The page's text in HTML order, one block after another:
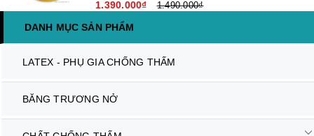
1.390.000₫ 1.490.000₫
DANH MỤC SẢN PHẨM
LATEX - PHỤ GIA CHỐNG THẤM
BĂNG TRƯƠNG NỞ